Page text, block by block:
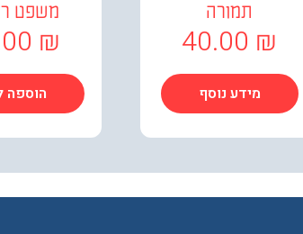
תמורה
40.00 ₪
מידע נוסף
משפט
₪
הוספה